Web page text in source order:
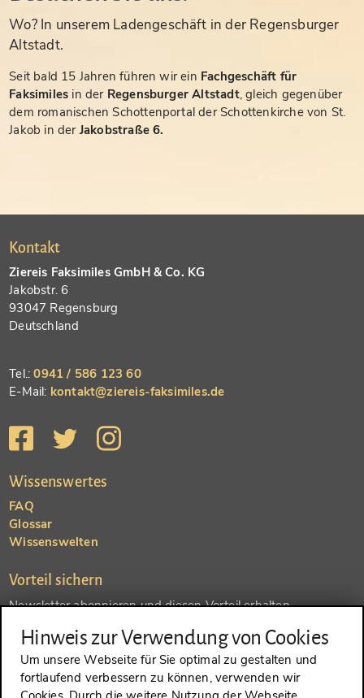
Wo? In unserem Ladengeschäft in der Regensburger
Altstadt.
Seit bald 15 Jahren führen wir ein Fachgeschäft für
Faksimiles in der Regensburger Altstadt, gleich gegenüber
dem romanischen Schottenportal der Schottenkirche von St.
Jakob in der Jakobstraße 6.
Kontakt
Ziereis Faksimiles GmbH & Co. KG
Jakobstr. 6
93047 Regensburg
Deutschland
Tel.:0941 / 586 123 60
E-Mail: kontakt@ziereis-faksimiles.de
Wissenswertes
FAQ
Glossar
Wissenswelten
Vorteil sichern
Newsletter abonnieren und diesen Vorteil erhalten
SENDEN
Konto anlegen und einen anderen Vorteil erhalten
Hinweis zur Verwendung von Cookies
Um unsere Webseite für Sie optimal zu gestalten und
fortlaufend verbessern zu können, verwenden wir